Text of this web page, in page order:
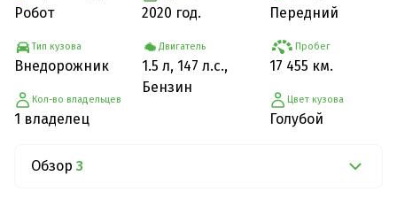
Робот
Тип кузова
Внедорожник
Кол-во владельцев
1 владелец
2020 год.
Двигатель
1.5 л, 147 л.с.,
Бензин
Передний
Пробег
17 455 км.
Цвет кузова
Голубой
Обзор 3